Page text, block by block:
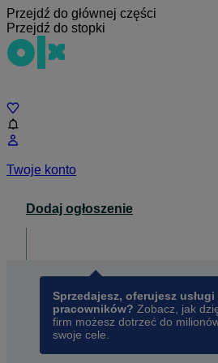
Przejdź do głównej części
Przejdź do stopki
Twoje konto
Dodaj ogłoszenie
Sprzedajesz, oferujesz
pracowników? Zobacz, jak
firm możesz dotrzeć do
swoje cele.